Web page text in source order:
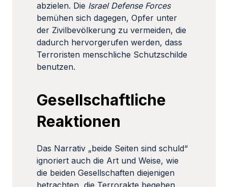
abzielen. Die Israel Defense Forces
bemühen sich dagegen, Opfer unter
der Zivilbevölkerung zu vermeiden, die
dadurch hervorgerufen werden, dass
Terroristen menschliche Schutzschilde
benutzen.
Gesellschaftliche
Reaktionen
Das Narrativ „beide Seiten sind schuld“
ignoriert auch die Art und Weise, wie
die beiden Gesellschaften diejenigen
betrachten, die Terrorakte begehen.